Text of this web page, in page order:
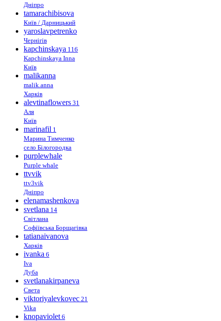
Дніпро
tamarachibisova
Київ / Дарницький
yaroslavpetrenko
Чернігів
kapchinskaya 116
Kapchinskaya Inna
Київ
malikanna
malik.anna
Харків
alevtinaflowers 31
Аля
Київ
marinafil 1
Марина Тимченко
село Білогородка
purplewhale
Purple whale
ttvvik
ttv3vik
Дніпро
elenamashenkova
svetlana 14
Світлана
Софіївська Борщагівка
tatianaivanova
Харків
ivanka 6
Iva
Дуба
svetlanakirpaneva
Света
viktoriyalevkovec 21
Vika
knopaviolet 6